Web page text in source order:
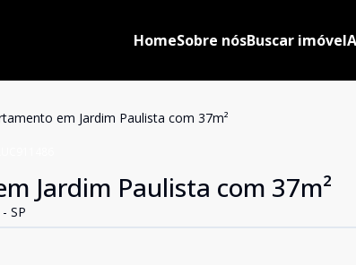
HomeSobre nósBuscar imóvel
em Jardim Paulista com 37m²
Jardim Paulista com 37m²
SP